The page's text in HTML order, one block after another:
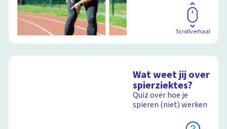
Scrollverhaal
Wat weet jij over
spierziektes?
Quiz over hoe je
spieren (niet) werken